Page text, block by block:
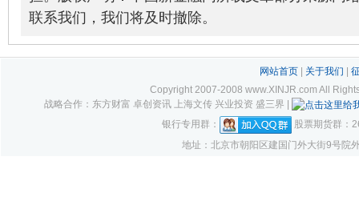
联系我们，我们将及时撤除。
网站首页| 关于我们
Copyright 2007-2008 www.XINJR.com All
战略合作：东方财富 卓创资讯 上海文传 兴业投资 盛三界 |
银行专用群：
股票期货群：
地址：北京市朝阳区建国门外大街9号院